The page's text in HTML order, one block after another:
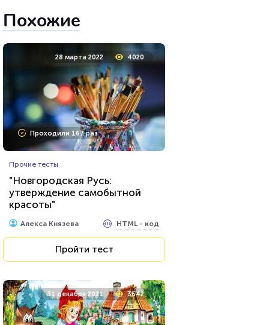
Похожие
28 марта 2022 4020
Проходили 167 раз
Прочие тесты
"Новгородская Русь:
утверждение самобытной
красоты"
Алекса Князева HTML - код
Пройти тест
31 декабря 2021 3642